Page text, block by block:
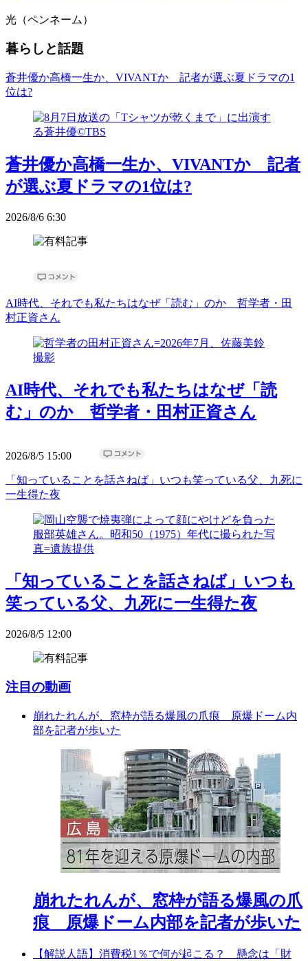
光（ペンネーム）
暮らしと話題
蒼井優か高橋一生か、VIVANTか 記者が選ぶ夏ドラマの1
位は?
蒼井優か高橋一生か、VIVANTか 記者
が選ぶ夏ドラマの1位は?
2026/8/6 6:30
AI時代、それでも私たちはなぜ「読む」のか 哲学者・田
村正資さん
AI時代、それでも私たちはなぜ「読
む」のか 哲学者・田村正資さん
2026/8/5 15:00
「知っていることを話さねば」いつも笑っている父、九死に
一生得た夜
「知っていることを話さねば」いつも
笑っている父、九死に一生得た夜
2026/8/5 12:00
注目の動画
崩れたれんが、窓枠が語る爆風の爪痕 原爆ドーム内
部を記者が歩いた
崩れたれんが、窓枠が語る爆風の爪
痕 原爆ドーム内部を記者が歩いた
【解説人語】消費税1％で何が起こる？ 懸念は「財